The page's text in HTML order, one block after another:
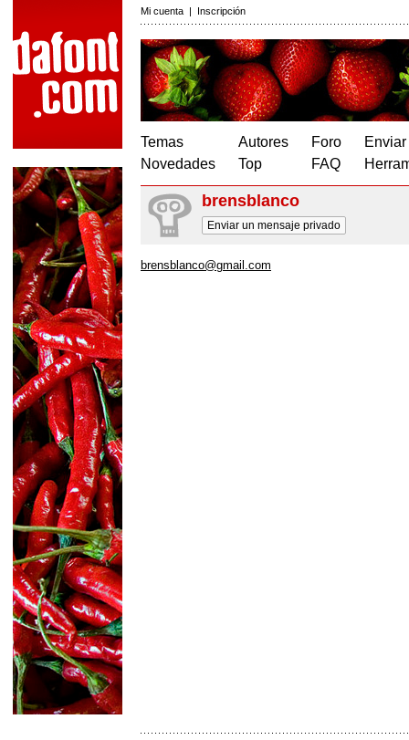
Mi cuenta | Inscripción
Temas
Novedades
Autores
Top
Foro
FAQ
brensblanco
Enviar un mensaje privado
brensblanco@gmail.com